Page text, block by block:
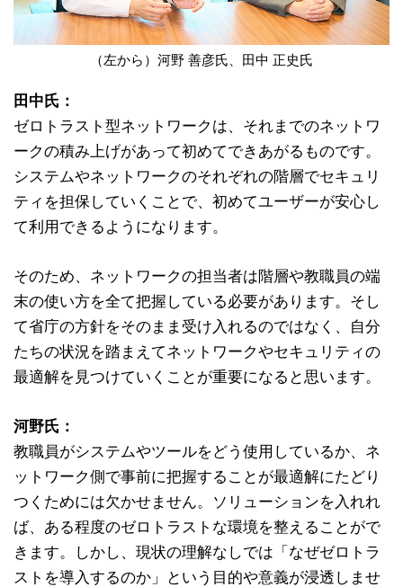
（左から）河野 善彦氏、田中 正史氏
田中氏：
ゼロトラスト型ネットワークは、それまでのネットワ
ークの積み上げがあって初めてできあがるものです。
システムやネットワークのそれぞれの階層でセキュリ
ティを担保していくことで、初めてユーザーが安心し
て利用できるようになります。
そのため、ネットワークの担当者は階層や教職員の端
末の使い方を全て把握している必要があります。そし
て省庁の方針をそのまま受け入れるのではなく、自分
たちの状況を踏まえてネットワークやセキュリティの
最適解を見つけていくことが重要になると思います。
河野氏：
教職員がシステムやツールをどう使用しているか、ネ
ットワーク側で事前に把握することが最適解にたどり
つくためには欠かせません。ソリューションを入れれ
ば、ある程度のゼロトラストな環境を整えることがで
きます。しかし、現状の理解なしでは「なぜゼロトラ
ストを導入するのか」という目的や意義が浸透しませ